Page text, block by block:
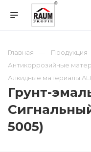
Главная
Продукция
Антикоррозийные
Алкидные материалы
Грунт-
5005)